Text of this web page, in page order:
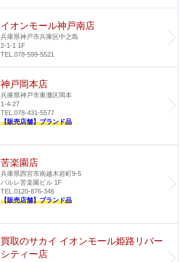
イオンモール神戸南店
兵庫県神戸市兵庫区中之島
2-1-1 1F
TEL.078-599-5521
神戸岡本店
兵庫県神戸市東灘区岡本
1-4-27
TEL.078-431-5577
【販売店舗】ブランド品
苦楽園店
兵庫県西宮市南越木岩町9-5
パルレ苦楽園ビル 1F
TEL.0120-876-346
【販売店舗】ブランド品
買取のサカイ イオンモール姫路リバー
シティー店